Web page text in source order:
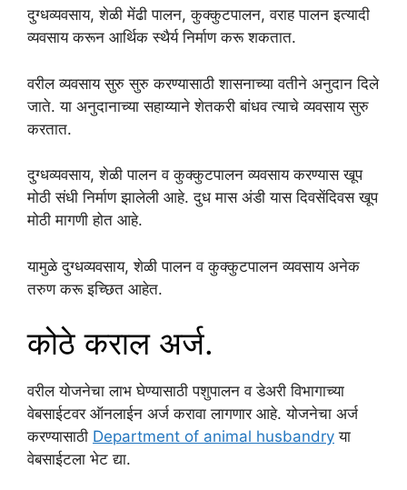
दुग्धव्यवसाय, शेळी मेंढी पालन, कुक्कुटपालन, वराह पालन इत्यादी
व्यवसाय करून आर्थिक स्थैर्य निर्माण करू शकतात.
वरील व्यवसाय सुरु सुरु करण्यासाठी शासनाच्या वतीने अनुदान दिले
जाते. या अनुदानाच्या सहाय्याने शेतकरी बांधव त्याचे व्यवसाय सुरु
करतात.
दुग्धव्यवसाय, शेळी पालन व कुक्कुटपालन व्यवसाय करण्यास खूप
मोठी संधी निर्माण झालेली आहे. दुध मास अंडी यास दिवसेंदिवस खूप
मोठी मागणी होत आहे.
यामुळे दुग्धव्यवसाय, शेळी पालन व कुक्कुटपालन व्यवसाय अनेक
तरुण करू इच्छित आहेत.
कोठे कराल अर्ज.
वरील योजनेचा लाभ घेण्यासाठी पशुपालन व डेअरी विभागाच्या
वेबसाईटवर ऑनलाईन अर्ज करावा लागणार आहे. योजनेचा अर्ज
करण्यासाठी Department of animal husbandry या
वेबसाईटला भेट द्या.